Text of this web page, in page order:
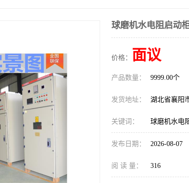
球磨机水电阻启动
价格： 面议
产品数量： 9999.00个
发货地址： 湖北省襄阳
关键词： 球磨机水电
发布日期： 2026-08-07
阅 读 量： 316